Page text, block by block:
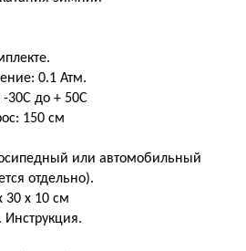
0.1 Атм.
30С до + 50С
150 см
или автомобильный
отдельно).
30 x 10 см
Инструкция.